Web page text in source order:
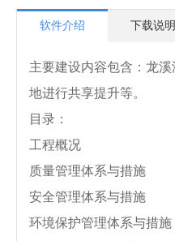
软件介绍 下载说明
主要建设内容包含：龙
地进行共享提升等。
目录：
工程概况
质量管理体系与措施
安全管理体系与措施
环境保护管理体系与措施